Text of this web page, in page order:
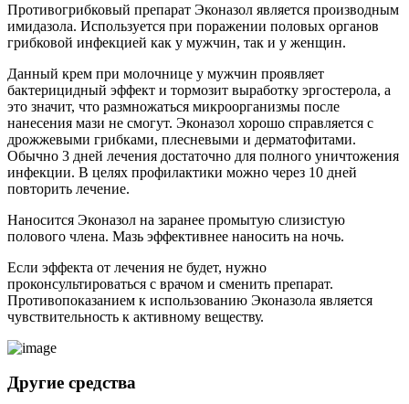
Противогрибковый препарат Эконазол является производным
имидазола. Используется при поражении половых органов
грибковой инфекцией как у мужчин, так и у женщин.
Данный крем при молочнице у мужчин проявляет
бактерицидный эффект и тормозит выработку эргостерола, а
это значит, что размножаться микроорганизмы после
нанесения мази не смогут. Эконазол хорошо справляется с
дрожжевыми грибками, плесневыми и дерматофитами.
Обычно 3 дней лечения достаточно для полного уничтожения
инфекции. В целях профилактики можно через 10 дней
повторить лечение.
Наносится Эконазол на заранее промытую слизистую
полового члена. Мазь эффективнее наносить на ночь.
Если эффекта от лечения не будет, нужно
проконсультироваться с врачом и сменить препарат.
Противопоказанием к использованию Эконазола является
чувствительность к активному веществу.
Другие средства